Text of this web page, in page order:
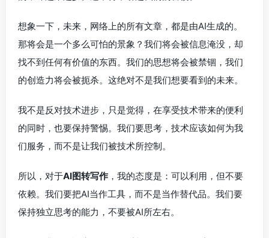
想象一下，未来，网络上的所有文章，都是由AI生成的。
那将会是一个多么可怕的景象？我们将会被信息淹没，却
找不到任何有价值的东西。我们的思想将会被禁锢，我们
的创造力将会被扼杀。这绝对不是我们想要看到的未来。
我不是反对技术进步，只是觉得，在享受技术带来的便利
的同时，也要保持警惕。我们要思考，技术应该如何为我
们服务，而不是让我们被技术所控制。
所以，对于AI图转写作 ，我的态度是：可以利用，但不要
依赖。我们要把AI当作工具，而不是当作替代品。我们要
保持独立思考的能力，不要被AI所左右。